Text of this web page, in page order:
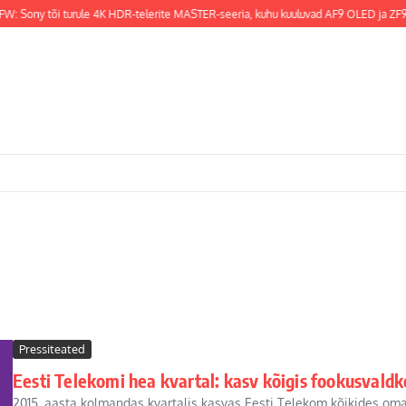
Sony tõi turule 4K HDR-telerite MASTER-seeria, kuhu kuuluvad AF9 OLED ja
Pressiteated
Eesti Telekomi hea kvartal: kasv kõigis
2015. aasta kolmandas kvartalis kasvas Eesti Telekom kõikides